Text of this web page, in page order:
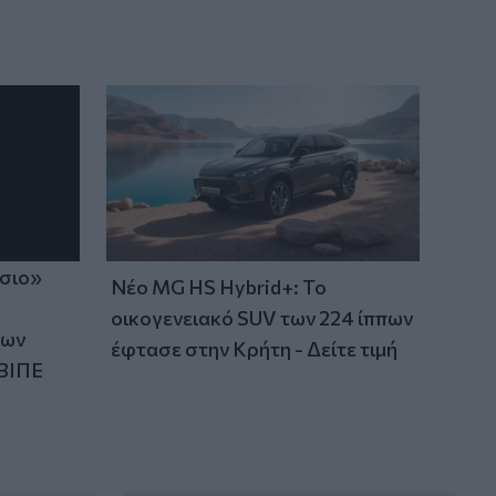
Νέο MG HS Hybrid+: Το
οικογενειακό SUV των 224 ίππων
έφτασε στην Κρήτη - Δείτε τιμή